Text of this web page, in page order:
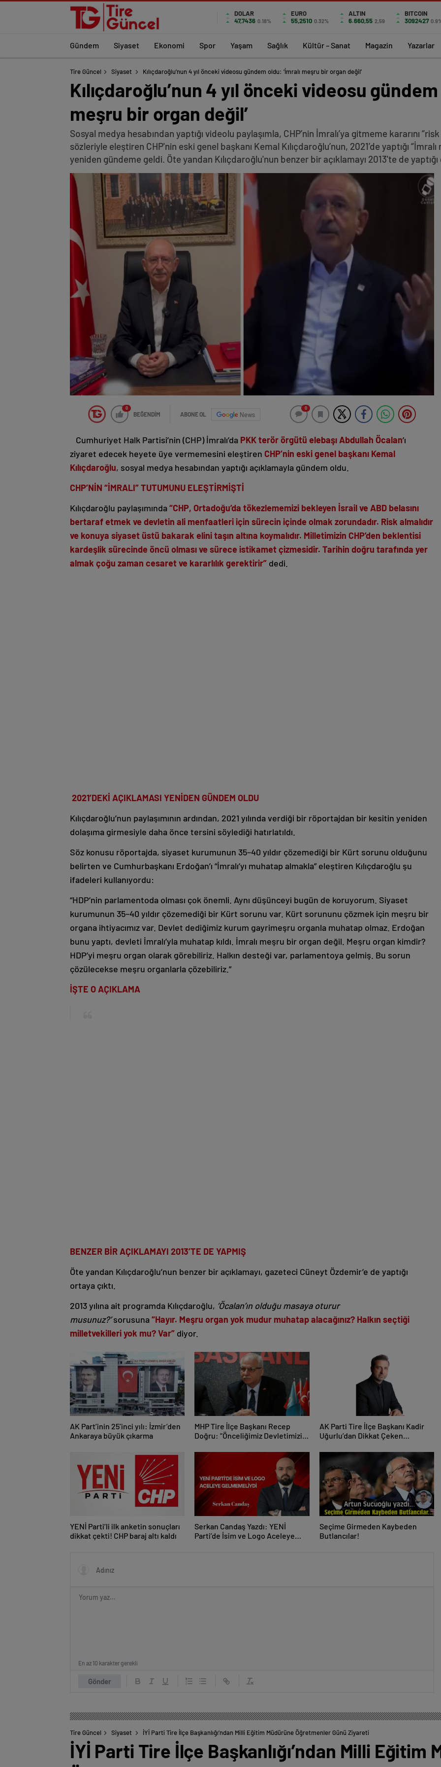
DOLAR
47,7436 0.18%
EURO
55,2510 0.32%
ALTIN
6.660,55 2,59
BITCOIN
3092427
Gündem Siyaset Ekonomi Spor Yaşam Sağlık Kültür – Sanat Magazin Yazarlar
Tire Güncel Siyaset Kılıçdaroğlu’nun 4 yıl önceki videosu gündem oldu: ‘İmralı meşru bir organ değil’
Kılıçdaroğlu’nun 4 yıl önceki videosu gündem
meşru bir organ değil’
Sosyal medya hesabından yaptığı videolu paylaşımla, CHP’nin İmralı’ya gitmeme kararını
sözleriyle eleştiren CHP'nin eski genel başkanı Kemal Kılıçdaroğlu’nun, 2021’de yaptığı
yeniden gündeme geldi. Öte yandan Kılıçdaroğlu'nun benzer bir açıklamayı 2013'te de yaptığı
0
BEĞENDİM ABONE OL News
0
Cumhuriyet Halk Partisi’nin (CHP) İmralı’da PKK terör örgütü elebaşı Abdullah Öcalan’ı
ziyaret edecek heyete üye vermemesini eleştiren CHP’nin eski genel başkanı Kemal
Kılıçdaroğlu, sosyal medya hesabından yaptığı açıklamayla gündem oldu.
CHP’NİN “İMRALI” TUTUMUNU ELEŞTİRMİŞTİ
Kılıçdaroğlu paylaşımında“CHP, Ortadoğu’da tökezlememizi bekleyen İsrail ve ABD belasını
bertaraf etmek ve devletin ali menfaatleri için sürecin içinde olmak zorundadır. Risk almalıdır
ve konuya siyaset üstü bakarak elini taşın altına koymalıdır. Milletimizin CHP’den beklentisi
kardeşlik sürecinde öncü olması ve sürece istikamet çizmesidir. Tarihin doğru tarafında yer
almak çoğu zaman cesaret ve kararlılık gerektirir” dedi.
2021’DEKİ AÇIKLAMASI YENİDEN GÜNDEM OLDU
Kılıçdaroğlu’nun paylaşımının ardından, 2021 yılında verdiği bir röportajdan bir kesitin yeniden
dolaşıma girmesiyle daha önce tersini söylediği hatırlatıldı.
Söz konusu röportajda, siyaset kurumunun 35–40 yıldır çözemediği bir Kürt sorunu olduğunu
belirten ve Cumhurbaşkanı Erdoğan’ı “İmralı’yı muhatap almakla” eleştiren Kılıçdaroğlu şu
ifadeleri kullanıyordu:
“HDP’nin parlamentoda olması çok önemli. Aynı düşünceyi bugün de koruyorum. Siyaset
kurumunun 35–40 yıldır çözemediği bir Kürt sorunu var. Kürt sorununu çözmek için meşru bir
organa ihtiyacımız var. Devlet dediğimiz kurum gayrimeşru organla muhatap olmaz. Erdoğan
bunu yaptı, devleti İmralı’yla muhatap kıldı. İmralı meşru bir organ değil. Meşru organ kimdir?
HDP’yi meşru organ olarak görebiliriz. Halkın desteği var, parlamentoya gelmiş. Bu sorun
çözülecekse meşru organlarla çözebiliriz.”
İŞTE O AÇIKLAMA
BENZER BİR AÇIKLAMAYI 2013’TE DE YAPMIŞ
Öte yandan Kılıçdaroğlu’nun benzer bir açıklamayı, gazeteci Cüneyt Özdemir’e de yaptığı
ortaya çıktı.
2013 yılına ait programda Kılıçdaroğlu, ‘Öcalan’ın olduğu masaya oturur
musunuz?’sorusuna“Hayır. Meşru organ yok mudur muhatap alacağınız? Halkın seçtiği
milletvekilleri yok mu? Var” diyor.
AK Part’inin 25’inci yılı: İzmir’den
Ankaraya büyük çıkarma
MHP Tire İlçe Başkanı Recep
Doğru: “Önceliğimiz Devletimizin
AK Parti Tire İlçe Başkanı Kadir
Uğurlu’dan Dikkat Çeken
YENİ Parti’li ilk anketin sonuçları
dikkat çekti! CHP baraj altı kaldı
Serkan Candaş Yazdı: YENİ
Parti’de İsim ve Logo Aceleye
Seçime Girmeden Kaybeden
Butlancılar!
Gönder
En az 10 karakter gerekli
Tire Güncel Siyaset İYİ Parti Tire İlçe Başkanlığı’ndan Milli Eğitim Müdürüne Öğretmenler Günü Ziyareti
İYİ Parti Tire İlçe Başkanlığı’ndan Milli Eğitim